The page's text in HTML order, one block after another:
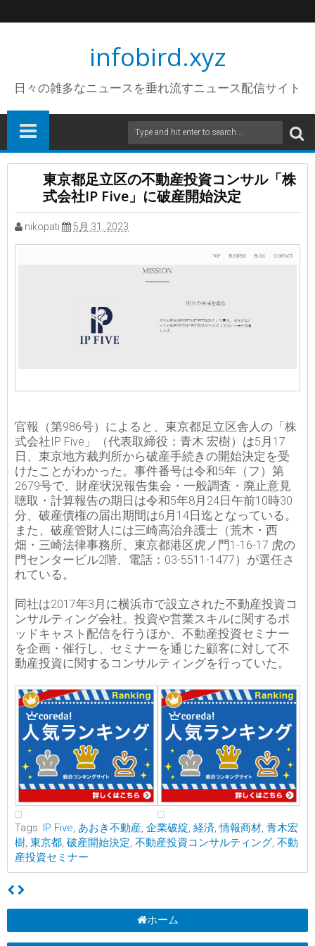
infobird.xyz
日々の雑多なニュースを垂れ流すニュース配信サイト
東京都足立区の不動産投資コンサル「株
式会社IP Five」に破産開始決定
nikopati 5月 31, 2023
官報（第986号）によると、東京都足立区舎人の「株
式会社IP Five」（代表取締役：青木 宏樹）は5月17
日、東京地方裁判所から破産手続きの開始決定を受
けたことがわかった。事件番号は令和5年（フ）第
2679号で、財産状況報告集会・一般調査・廃止意見
聴取・計算報告の期日は令和5年8月24日午前10時30
分、破産債権の届出期間は6月14日迄となっている。
また、破産管財人には三崎高治弁護士（荒木・西
畑・三崎法律事務所、東京都港区虎ノ門1-16-17 虎の
門センタービル2階、電話：03-5511-1477）が選任さ
れている。
同社は2017年3月に横浜市で設立された不動産投資コ
ンサルティング会社。投資や営業スキルに関するポ
ッドキャスト配信を行うほか、不動産投資セミナー
を企画・催行し、セミナーを通じた顧客に対して不
動産投資に関するコンサルティングを行っていた。
Tags: IP Five, あおき不動産, 企業破綻, 経済, 情報商材, 青木宏
樹, 東京都, 破産開始決定, 不動産投資コンサルティング, 不動
産投資セミナー
ホーム